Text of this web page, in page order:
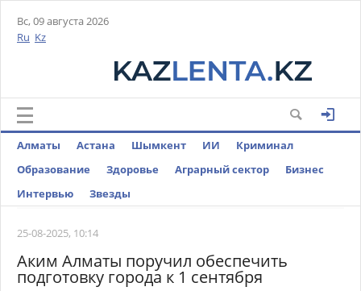
Вс, 09 августа 2026
Ru Kz
Алматы Астана Шымкент ИИ
Криминал
Образование
Здоровье Аграрный сектор
Бизнес
Интервью
Звезды
25-08-2025, 10:14
Аким Алматы поручил обеспечить
подготовку города к 1 сентября